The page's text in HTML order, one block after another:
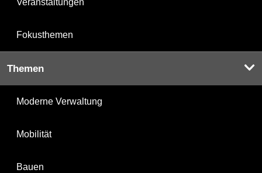
Veranstaltungen
Fokusthemen
Themen
Moderne Verwaltung
Mobilität
Bauen